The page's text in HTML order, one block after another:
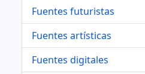
Fuentes futuristas
Fuentes artísticas
Fuentes digitales